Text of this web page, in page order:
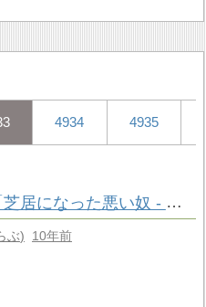
4934 4935
水戸黄門 第9部 第4話 「芝居になった悪い奴 - 福島」 セリフ
ぶ 10年前